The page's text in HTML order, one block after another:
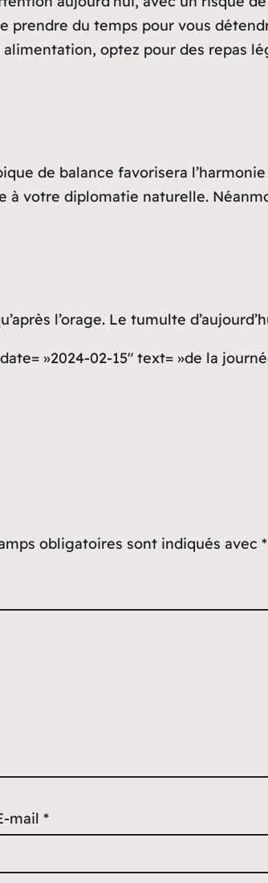
prendre du temps pour vous
optez pour des repas
de balance favorisera
votre diplomatie naturelle.
l’orage. Le tumulte
»2024-02-15″ text= »de la
obligatoires sont indiqués avec *
mail *